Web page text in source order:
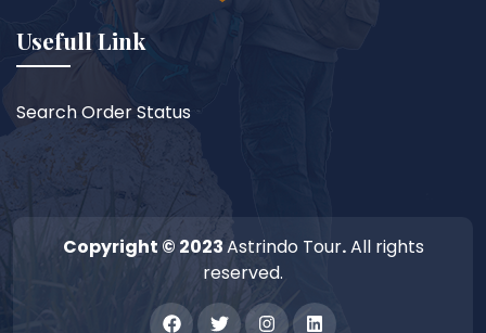
Usefull Link
Search Order Status
Copyright © 2023Astrindo Tour.All rights
reserved.